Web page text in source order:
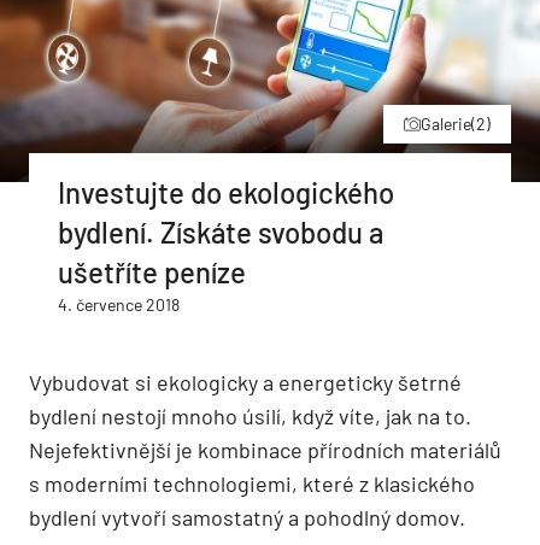
Galerie(2)
Investujte do ekologického
bydlení. Získáte svobodu a
ušetříte peníze
4. července 2018
Vybudovat si ekologicky a energeticky šetrné
bydlení nestojí mnoho úsilí, když víte, jak na to.
Nejefektivnější je kombinace přírodních materiálů
s moderními technologiemi, které z klasického
bydlení vytvoří samostatný a pohodlný domov.